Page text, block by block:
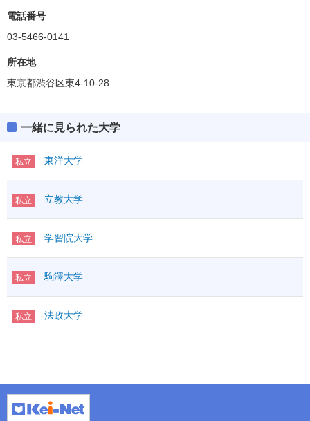
電話番号
03-5466-0141
所在地
東京都渋谷区東4-10-28
一緒に見られた大学
私立 東洋大学
私立 立教大学
私立 学習院大学
私立 駒澤大学
私立 法政大学